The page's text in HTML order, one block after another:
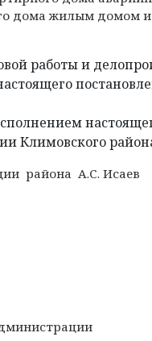
дома жилым домом
работы и
Климовского
района А.С. Исаев